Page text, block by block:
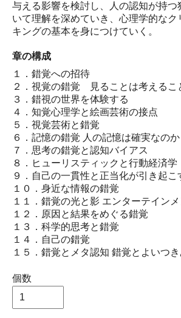
与える影響を検討し、人の認知が持つ
いて理解を深めていき、心理学的なク
キングの基本を身につけていく。
章の構成
１．錯覚への招待
２．視覚の錯覚 見ることは考えるこ
３．錯視の世界を体験する
４．知覚心理学と絵画芸術の接点
５．視覚芸術と錯覚
６．記憶の錯覚 人の記憶は確実なのか
７．思考の錯覚と認知バイアス
８．ヒューリスティックと行動経済学
９．自己の一貫性と正当化が引き起こ
１０．身近な情報の錯覚
１１．錯覚の光と影 エンターテイン
１２．原因と結果をめぐる錯覚
１３．科学的思考と錯覚
１４．自己の錯覚
１５．錯覚とメタ認知 錯覚とよいつ
個数